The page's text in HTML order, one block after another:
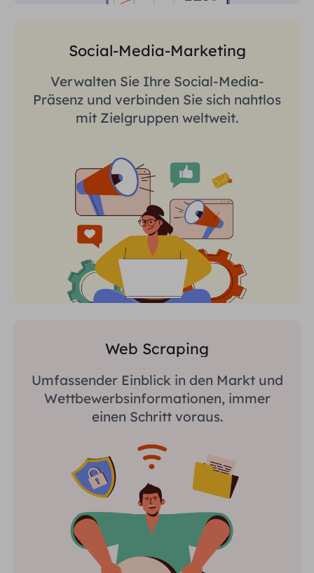
Social-Media-Marketing
Verwalten Sie Ihre Social-Media-
Präsenz und verbinden Sie sich nahtlos
mit Zielgruppen weltweit.
Web Scraping
Umfassender Einblick in den Markt und
Wettbewerbsinformationen, immer
einen Schritt voraus.